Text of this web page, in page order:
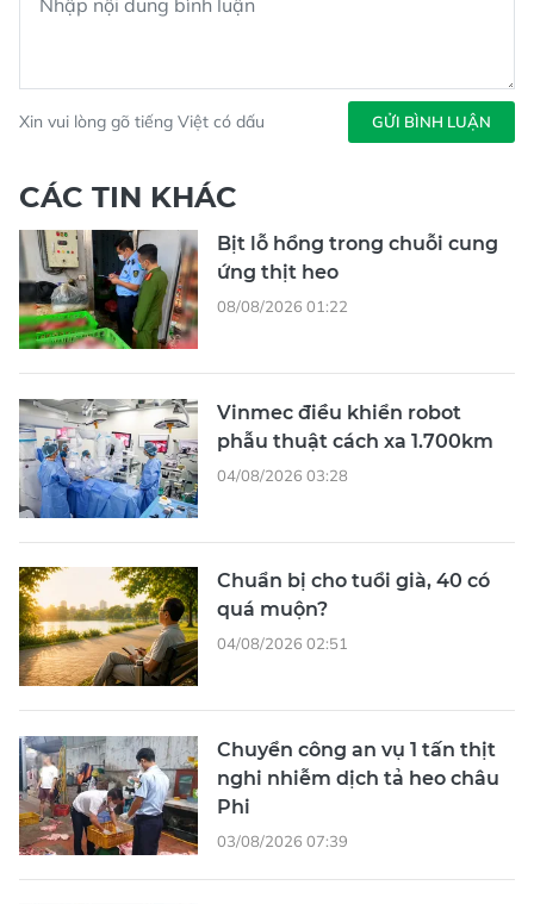
Xin vui lòng gõ tiếng Việt có dấu GỬI BÌNH LUẬN
CÁC TIN KHÁC
Bịt lỗ hổng trong chuỗi cung
ứng thịt heo
08/08/2026 01:22
Vinmec điều khiển robot
phẫu thuật cách xa 1.700km
04/08/2026 03:28
Chuẩn bị cho tuổi già, 40 có
quá muộn?
04/08/2026 02:51
Chuyển công an vụ 1 tấn thịt
nghi nhiễm dịch tả heo châu
Phi
03/08/2026 07:39